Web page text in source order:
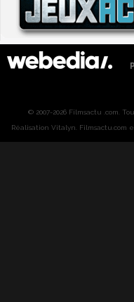
© 2007-2026 Filmsactu .com.
Réalisation Vitalyn . Filmsactu .com